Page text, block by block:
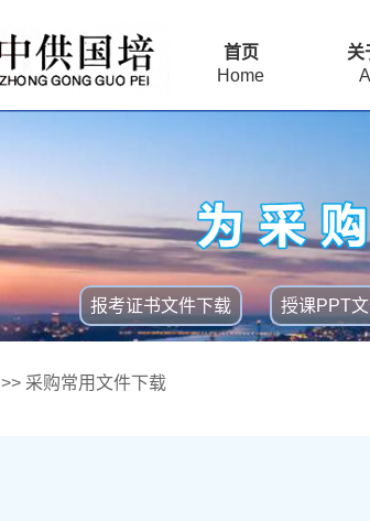
首页
Home
关
报考证书文件下载 授课PPT
>> 采购常用文件下载